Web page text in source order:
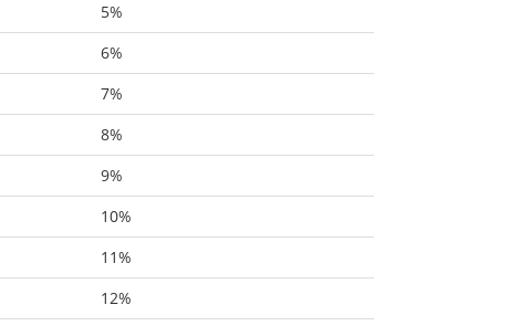
5%
6%
7%
8%
9%
10%
11%
12%